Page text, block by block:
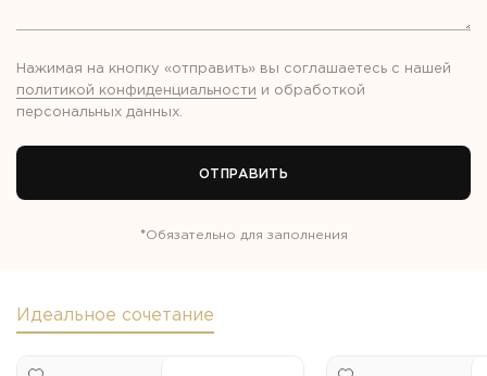
Нажимая на кнопку «отправить» вы соглашаетесь с нашей
политикой конфиденциальности и обработкой
персональных данных
ОТПРАВИТЬ
*Обязательно для заполнения
Идеальное сочетание